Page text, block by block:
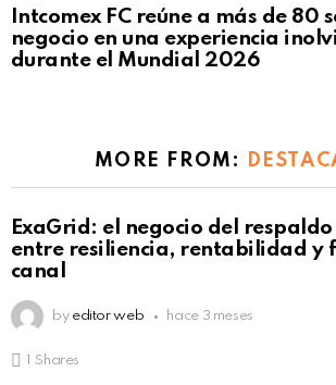
Intcomex FC reúne a más de 80
negocio en una experiencia
durante el Mundial 2026
MORE FROM:
ExaGrid: el negocio del
entre resiliencia, rentabilidad y
canal
by editor web hace 3 meses
Shares